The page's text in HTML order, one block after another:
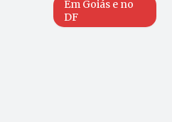
Em Goiás e no
DF